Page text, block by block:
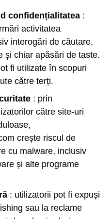
confidențialitatea :
activitatea
interogări de căutare,
și chiar apăsări de taste.
fi utilizate în scopuri
către terți.
: prin
către site-uri
crește riscul de
cu malware, inclusiv
și alte programe
: utilizatorii pot fi expuși
sau la reclame